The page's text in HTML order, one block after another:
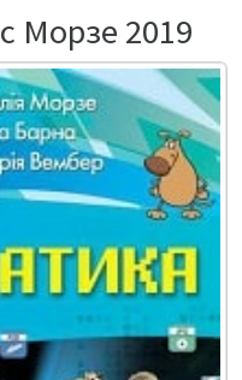
Морзе 2019